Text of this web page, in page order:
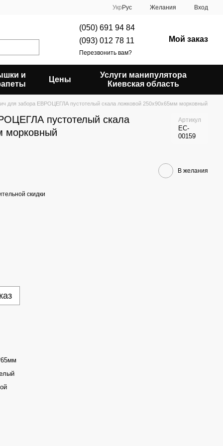
Укр Рус Желания Вход
(050) 691 94 84
(093) 012 78 11
Перезвонить вам?
Мой заказ
и
Цены
Услуги манипулятора
Киевская область
для забора ЕВРОЦЕГЛА пустотелый скала ложковой 250х90х65мм морковный
пустотелый скала
морковный
Артикул
EC-
00159
В желания
скидки